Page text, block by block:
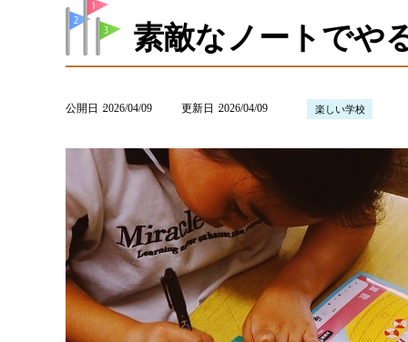
素敵なノートでや
公開日 2026/04/09 更新日 2026/04/09 楽しい学校